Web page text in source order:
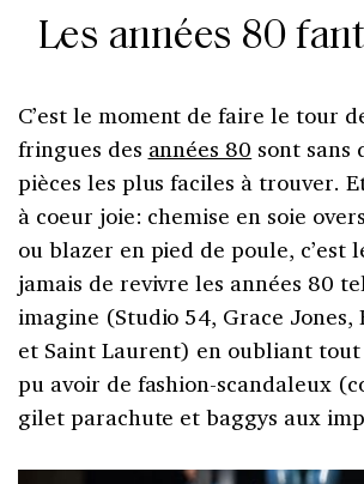
Les années 80
C’est le moment de faire le tour
fringues des années 80 sont sans
pièces les plus faciles à trouver.
à coeur joie: chemise en soie
ou blazer en pied de poule, c’est
jamais de revivre les années 80
imagine (Studio 54, Grace Jones,
et Saint Laurent) en oubliant tout
pu avoir de fashion-scandaleux
gilet parachute et baggys aux